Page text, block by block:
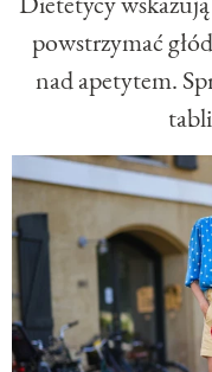
powstrzymać
nad apetytem.